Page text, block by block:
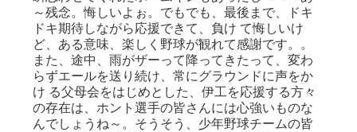
～残念。悔しいよぉ。でもでも、最後まで、ドキ
ドキ期待しながら応援できて、負け て悔しいけ
ど、ある意味、楽しく野球が観れて感謝です。。
また、途中、雨がザーって降ってきたって、変わ
らずエールを送り続け、常にグラウンドに声をか
け る父母会をはじめとした、伊工を応援する方々
の存在は、ホント選手の皆さんには心強いものな
んでしょうね～。そうそう、少年野球チームの皆